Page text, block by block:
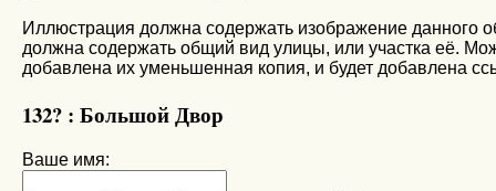
Иллюстрация должна содержать изображение данного
должна содержать общий вид улицы, или участка её.
добавлена их уменьшенная копия, и будет добавлена
132? : Большой Двор
Ваше имя: